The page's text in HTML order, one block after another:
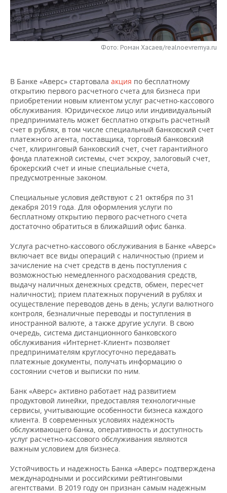
НЕФТЕХИМИЯ
НЕФТЬ
РОЗНИЧНАЯ ТОРГОВЛЯ
ТРАНСПОРТ
НОВОСТИ ТЕХНОЛОГИЙ
IT
ТЕЛЕКОММУНИКАЦИИ
МЕРОПРИЯТИЯ
НОВОСТИ МЕРОПРИЯТИЙ
БИЗНЕС-БРАНЧИ
ONLINE-КОНФЕРЕНЦИИ
ОТКРЫТАЯ ЛЕКЦИЯ
СПОРТ
ФУТБОЛ
ХОККЕЙ
БАСКЕТБОЛ
ВОЛЕЙБОЛ
КИБЕРСПОРТ
ФИГУРНОЕ КАТАНИЕ
ВОДНЫЕ ВИДЫ СПОРТА
ХОККЕЙ С МЯЧОМ
НОВОСТИ ОБЩЕСТВА
ВЛАСТЬ
ИНФРАСТРУКТУРА
ИСТОРИЯ
КУЛЬТУРА
МЕДИЦИНА
ОБРАЗОВАНИЕ
ПРОИСШЕСТВИЯ
ФОТОГАЛЕРЕЯ
СЮЖЕТЫ
СПРАВОЧНИК
СПИСОК ПЕРСОН
СПИСОК КОМПАНИЙ
ПОЛНАЯ ВЕРСИЯ
Фото: Роман Хасаев/realnoevremya.ru
В Банке «Аверс» стартовала акция по бесплатному
открытию первого расчетного счета для бизнеса при
приобретении новым клиентом услуг расчетно-кассового
обслуживания. Юридическое лицо или индивидуальный
предприниматель может бесплатно открыть расчетный
счет в рублях, в том числе специальный банковский счет
платежного агента, поставщика, торговый банковский
счет, клиринговый банковский счет, счет гарантийного
фонда платежной системы, счет эскроу, залоговый счет,
брокерский счет и иные специальные счета,
предусмотренные законом.
Специальные условия действуют с 21 октября по 31
декабря 2019 года. Для оформления услуги по
бесплатному открытию первого расчетного счета
достаточно обратиться в ближайший офис банка.
Услуга расчетно-кассового обслуживания в Банке «Аверс»
включает все виды операций с наличностью (прием и
зачисление на счет средств в день поступления с
возможностью немедленного расходования средств,
выдачу наличных денежных средств, обмен, пересчет
наличности); прием платежных поручений в рублях и
осуществление переводов день в день; услуги валютного
контроля, безналичные переводы и поступления в
иностранной валюте, а также другие услуги. В свою
очередь, система дистанционного банковского
обслуживания «Интернет-Клиент» позволяет
предпринимателям круглосуточно передавать
платежные документы, получать информацию о
состоянии счетов и выписки по ним.
Банк «Аверс» активно работает над развитием
продуктовой линейки, предоставляя технологичные
сервисы, учитывающие особенности бизнеса каждого
клиента. В современных условиях надежность
обслуживающего банка, оперативность и доступность
услуг расчетно-кассового обслуживания являются
важным условием для бизнеса.
Устойчивость и надежность Банка «Аверс» подтверждена
международными и российскими рейтинговыми
агентствами. В 2019 году он признан самым надежным